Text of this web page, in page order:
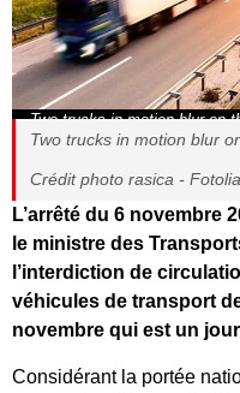
Two trucks in motion blur on
Two trucks in motion blur
Crédit photo rasica - Fotolia
L’arrêté du 6 novembre
le ministre des
l’interdiction de
véhicules de transport
novembre qui est un
Considérant la portée